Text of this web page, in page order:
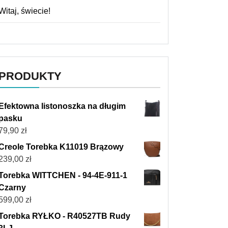
świecie!
listonoszka na długim
zł
Torebka K11019 Brązowy
zł
WITTCHEN - 94-4E-911-1
zł
RYŁKO - R40527TB Rudy